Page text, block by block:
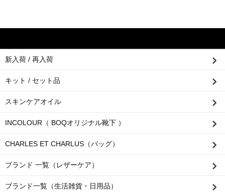
新入荷 / 再入荷
キット / セット品
スキンケアオイル
INCOLOUR（ BOQオリジナル靴下 ）
CHARLES ET CHARLUS（バッグ）
ブランド 一覧（レザーケア）
ブランド一覧（生活雑貨・日用品）